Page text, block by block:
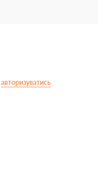
авторизуватись